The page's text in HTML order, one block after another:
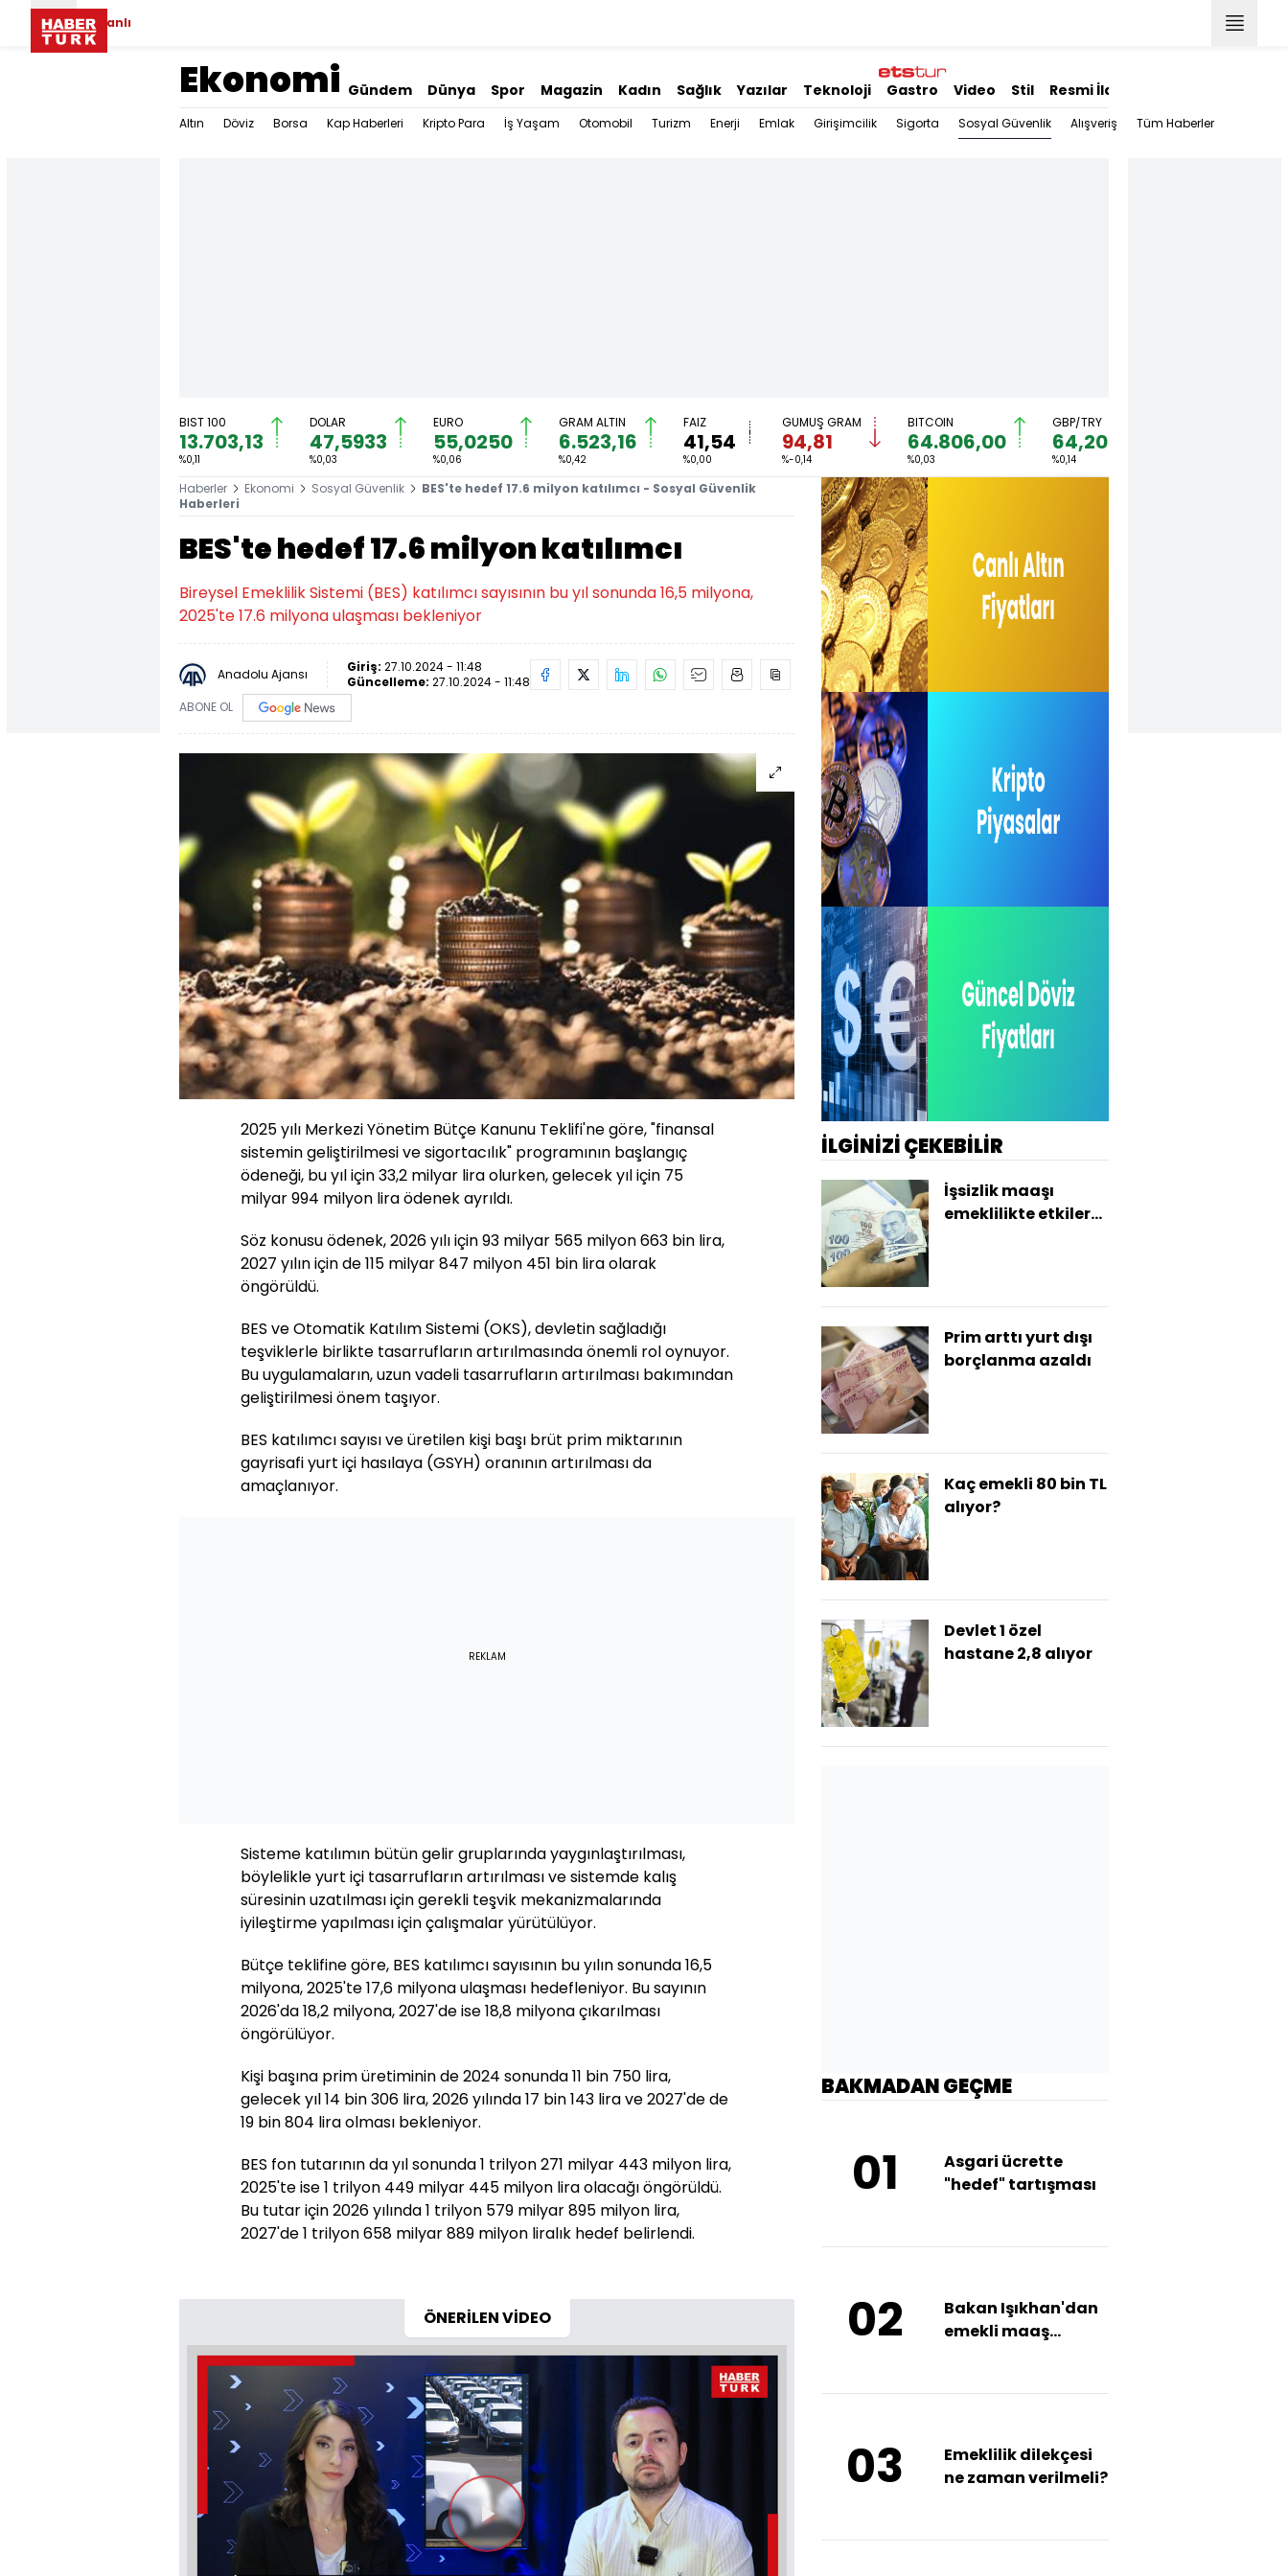
Canlı
Ekonomi Gündem Dünya Spor Magazin Kadın Sağlık Yazılar Teknoloji Gastro Video Stil Resmi İlanlar
Altın Döviz Borsa Kap Haberleri Kripto Para İş Yaşam Otomobil Turizm Enerji Emlak Girişimcilik Sigorta Sosyal Güvenlik Alışveriş Tüm Haberler
BIST 100
13.703,13
%0,11
DOLAR
47,5933
%0,03
EURO
55,0250
%0,06
GRAM ALTIN
6.523,16
%0,42
FAİZ
41,54
%0,00
GÜMÜŞ GRAM
94,81
%-0,14
BITCOIN
64.806,00
%0,03
GBP/TRY
64,2048
%0,14
Haberler Ekonomi Sosyal Güvenlik
BES'te hedef 17.6 milyon katılımcı - Sosyal Güvenlik
Haberleri
BES'te hedef 17.6 milyon katılımcı
Bireysel Emeklilik Sistemi (BES) katılımcı sayısının bu yıl sonunda 16,5 milyona,
2025'te 17.6 milyona ulaşması bekleniyor
Anadolu Ajansı Giriş: 27.10.2024 - 11:48
Güncelleme: 27.10.2024 - 11:48
ABONE OL
2025 yılı Merkezi Yönetim Bütçe Kanunu Teklifi'ne göre, "finansal
sistemin geliştirilmesi ve sigortacılık" programının başlangıç
ödeneği, bu yıl için 33,2 milyar lira olurken, gelecek yıl için 75
milyar 994 milyon lira ödenek ayrıldı.
Söz konusu ödenek, 2026 yılı için 93 milyar 565 milyon 663 bin lira,
2027 yılın için de 115 milyar 847 milyon 451 bin lira olarak
öngörüldü.
BES ve Otomatik Katılım Sistemi (OKS), devletin sağladığı
teşviklerle birlikte tasarrufların artırılmasında önemli rol oynuyor.
Bu uygulamaların, uzun vadeli tasarrufların artırılması bakımından
geliştirilmesi önem taşıyor.
BES katılımcı sayısı ve üretilen kişi başı brüt prim miktarının
gayrisafi yurt içi hasılaya (GSYH) oranının artırılması da
amaçlanıyor.
REKLAM
Sisteme katılımın bütün gelir gruplarında yaygınlaştırılması,
böylelikle yurt içi tasarrufların artırılması ve sistemde kalış
süresinin uzatılması için gerekli teşvik mekanizmalarında
iyileştirme yapılması için çalışmalar yürütülüyor.
Bütçe teklifine göre, BES katılımcı sayısının bu yılın sonunda 16,5
milyona, 2025'te 17,6 milyona ulaşması hedefleniyor. Bu sayının
2026'da 18,2 milyona, 2027'de ise 18,8 milyona çıkarılması
öngörülüyor.
Kişi başına prim üretiminin de 2024 sonunda 11 bin 750 lira,
gelecek yıl 14 bin 306 lira, 2026 yılında 17 bin 143 lira ve 2027'de de
19 bin 804 lira olması bekleniyor.
BES fon tutarının da yıl sonunda 1 trilyon 271 milyar 443 milyon lira,
2025'te ise 1 trilyon 449 milyar 445 milyon lira olacağı öngörüldü.
Bu tutar için 2026 yılında 1 trilyon 579 milyar 895 milyon lira,
2027'de 1 trilyon 658 milyar 889 milyon liralık hedef belirlendi.
ÖNERİLEN VİDEO
Videoyu
İLGİNİZİ ÇEKEBİLİR
İşsizlik maaşı
emeklilikte etkiler
Prim arttı yurt dışı
borçlanma azaldı
Kaç emekli 80 bin TL
alıyor?
Devlet 1 özel
hastane 2,8 alıyor
BAKMADAN GEÇME
01
Asgari ücrette
"hedef" tartışması
02
Bakan Işıkhan'dan
emekli maaş
03
Emeklilik dilekçesi
ne zaman verilmeli?